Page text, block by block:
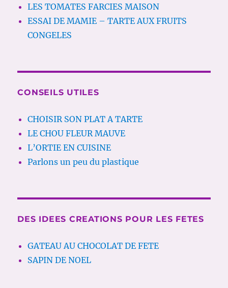
LES TOMATES FARCIES MAISON
ESSAI DE MAMIE – TARTE AUX FRUITS
CONGELES
CONSEILS UTILES
CHOISIR SON PLAT A TARTE
LE CHOU FLEUR MAUVE
L’ORTIE EN CUISINE
Parlons un peu du plastique
DES IDEES CREATIONS POUR LES FETES
GATEAU AU CHOCOLAT DE FETE
SAPIN DE NOEL